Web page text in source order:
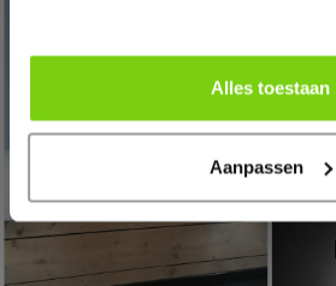
Alles toestaan
Aanpassen